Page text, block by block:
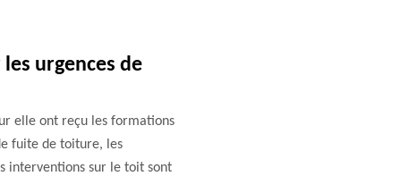
urgences de
elle ont reçu les formations
fuite de toiture, les
interventions sur le toit sont